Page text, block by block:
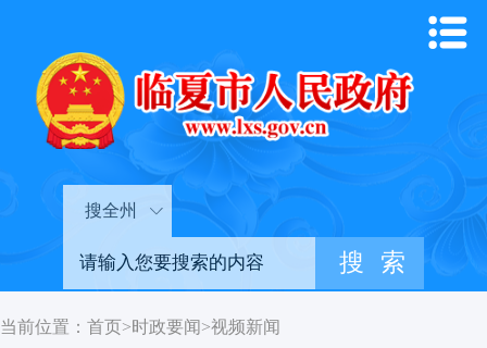
搜全州
当前位置： 首页>时政要闻 >视频新闻